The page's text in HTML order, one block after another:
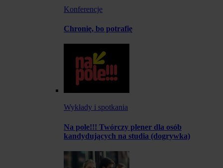
Konferencje
Chronię, bo potrafię
Wykłady i spotkania
Na pole!!! Twórczy plener dla osób
kandydujących na studia (dogrywka)